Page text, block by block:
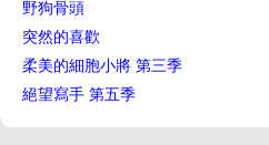
野狗骨頭
突然的喜歡
柔美的細胞小將 第三季
絕望寫手 第五季